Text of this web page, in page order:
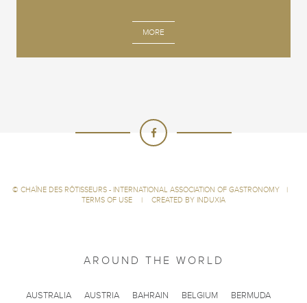
MORE
© CHAÎNE DES RÔTISSEURS - INTERNATIONAL ASSOCIATION OF GASTRONOMY
|
TERMS OF USE
| CREATED BY INDUXIA
AROUND THE WORLD
AUSTRALIA AUSTRIA BAHRAIN BELGIUM
BERMUDA